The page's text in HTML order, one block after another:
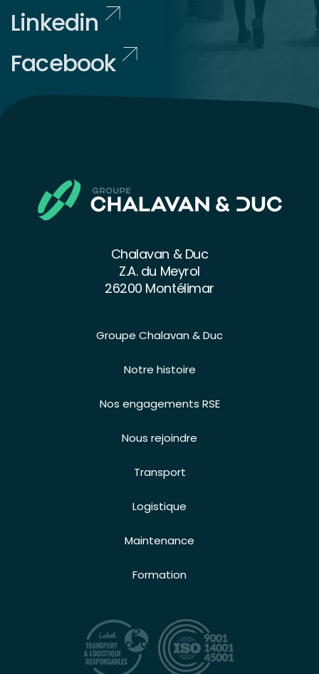
Linkedin
Facebook
Chalavan & Duc
Z.A. du Meyrol
26200 Montélimar
Groupe Chalavan & Duc
Notre histoire
Nos engagements RSE
Nous rejoindre
Transport
Logistique
Maintenance
Formation